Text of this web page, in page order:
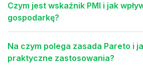
Czym jest wskaźnik PMI i jak
gospodarkę?
Na czym polega zasada Pareto i
praktyczne zastosowania?